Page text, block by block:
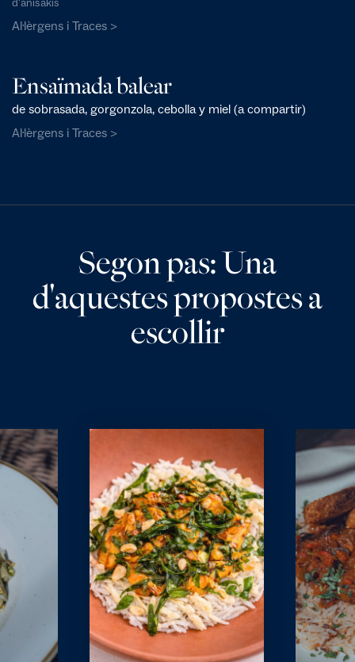
Al·lèrgens i Traces >
Ensaïmada balear
de sobrasada, gorgonzola, cebolla y miel (a compartir)
Al·lèrgens i Traces >
Segon pas: Una
d'aquestes propostes a
escollir